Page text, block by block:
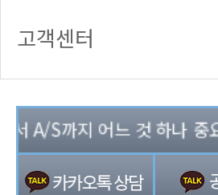
고객센터
A/S까지 어느 것 하나 중